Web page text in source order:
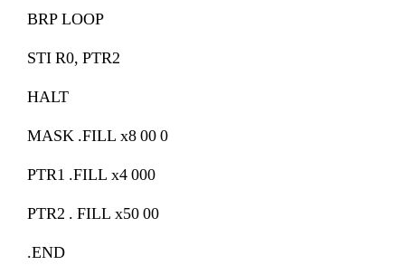
BRP LOOP
STI R0, PTR2
HALT
MASK .FILL x8 00 0
PTR1 .FILL x4 000
PTR2 . FILL x50 00
.END